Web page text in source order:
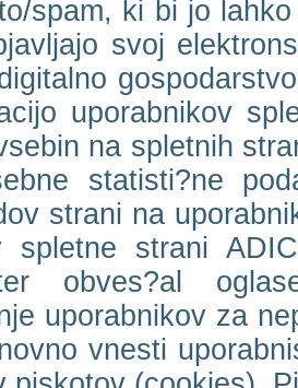
spam, ki bi jo
svoj
uporabnikov
na spletnih
statisti?ne
strani na
spletne strani
obves?al
uporabnikov za
vnesti